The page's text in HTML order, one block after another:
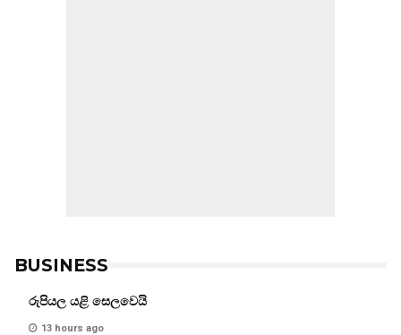
BUSINESS
රුපියල යළි සෙලවෙයි
13 hours ago